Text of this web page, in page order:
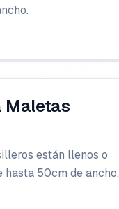
Maletas
están llenos o
hasta 50cm de ancho,